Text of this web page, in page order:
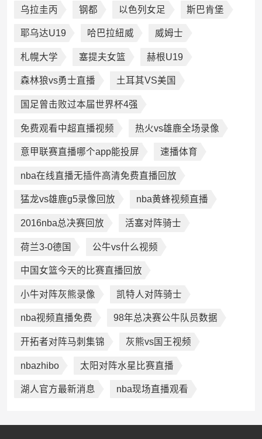
乌拉圭丙 钢都 以色列女足 斯巴肯堡
耶乌达U19 哈巴拉紐威 威姆士
札幌大学 塞提夫女篮 赫根U19
森林狼vs勇士直播 土耳其VS美国
国足曾击败过本届世界杯4强
免费观看中超直播视频 热火vs雄鹿全场录像
意甲联赛直播哪个app能投屏 速播体育
nba在线直播无插件高清免费直播回放
猛龙vs雄鹿g5录像回放 nba黄蜂视频直播
2016nba总决赛回放 活塞对阵骑士
荷兰3-0德国 公牛vs什么视频
中国女篮今天的比赛直播回放
小牛对阵灰熊录像 凯特人对阵骑士
nba视频直播免费 98年总决赛公牛队员数据
开拓者对阵马刺集锦 灰熊vs国王视频
nbazhibo 太阳对阵水星比赛直播
湖人官方最新消息 nba现场直播观看